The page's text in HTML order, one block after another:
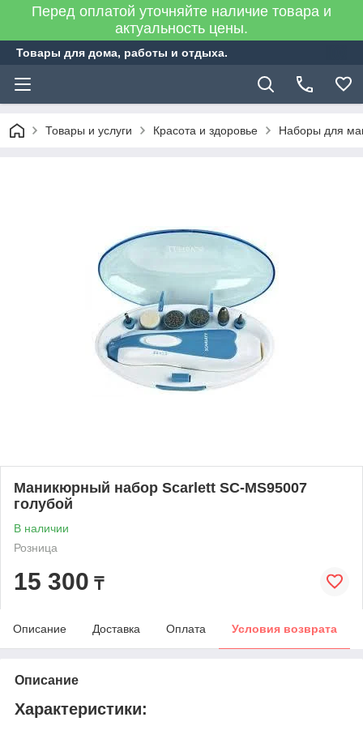
Перед оплатой уточняйте наличие товара и
актуальность цены.
Товары для дома, работы и отдыха.
Товары и услуги Красота и здоровье Наборы для
Маникюрный набор Scarlett SC-MS95007
голубой
В наличии
Розница
15 300 ₸
Описание Доставка Оплата Условия возврата
Описание
Характеристики: